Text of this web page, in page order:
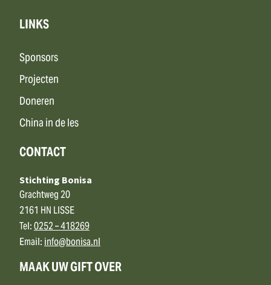
LINKS
Sponsors
Projecten
Doneren
China in de les
CONTACT
Stichting Bonisa
Grachtweg 20
2161 HN LISSE
Tel:0252 – 418269
Email:info@bonisa.nl
MAAK UW GIFT OVER